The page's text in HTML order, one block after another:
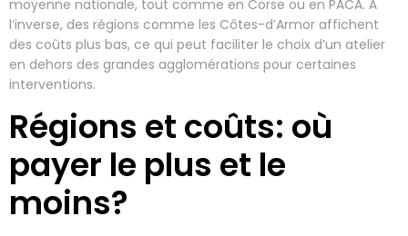
moyenne nationale, tout comme en Corse ou en PACA. À
l’inverse, des régions comme les Côtes-d’Armor affichent
des coûts plus bas, ce qui peut faciliter le choix d’un atelier
en dehors des grandes agglomérations pour certaines
interventions.
Régions et coûts: où
payer le plus et le
moins?